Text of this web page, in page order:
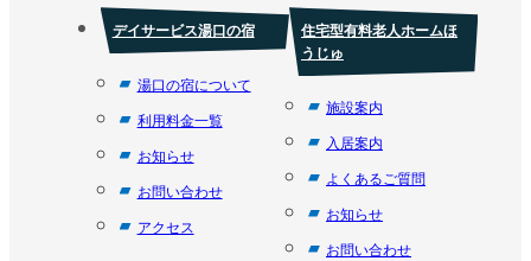
デイサービス湯口の宿
湯口の宿について
利用料金一覧
お知らせ
お問い合わせ
アクセス
住宅型有料老人ホームほ
うじゅ
施設案内
入居案内
よくあるご質問
お知らせ
お問い合わせ